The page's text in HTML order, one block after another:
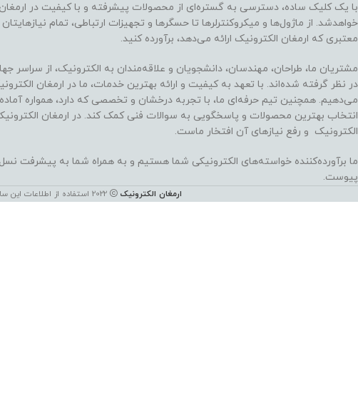
با یک کلیک ساده، دسترسی به گستره‌ای از محصولات پیشرفته و با کیفیت در ارمغان
خواهدشد. از ماژول‌ها و میکروکنترلرها تا حسگرها و تجهیزات ارتباطی، تمام
معتبری که ارمغان الکترونیک ارائه می‌دهد، برآورده کنید.
مشتریان ما، طراحان، مهندسان، دانشجویان و علاقه‌مندان به الکترونیک، از سراسر
در نظر گرفته شده‌اند. با تعهد به کیفیت و ارائه بهترین خدمات، ما در ارمغان
می‌دهیم. همچنین تیم حرفه‌ای ما، با تجربه درخشان و تخصصی که دارد، همواره
انتخاب بهترین محصولات و پاسخگویی به سوالات فنی کمک کند. در ارمغان
الکترونیک و رفع نیازهای آن افتخار ماست.
ما برآورده‌کننده خواسته‌های الکترونیکی شما هستیم و به همراه شما به پیشرفت
پیوست.
ارمغان الکترونیک